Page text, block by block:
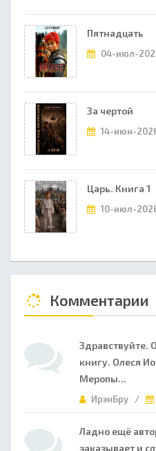
Пятнадцать
04-июл-
За чертой
14-июн-
Царь. Книга 1
10-июл-
Комментарии
Здравствуйте.
книгу. Олеся
Меропы...
ИрэнБру /
Ладно ещё
заказывает и